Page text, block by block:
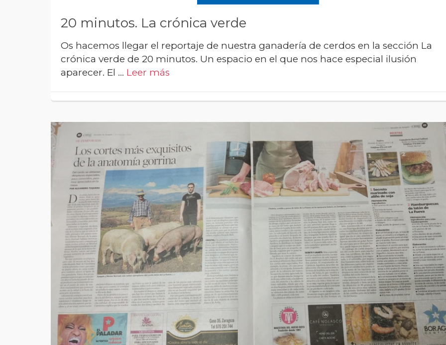
20 minutos. La crónica verde
Os hacemos llegar el reportaje de nuestra ganadería de cerdos en la sección La
crónica verde de 20 minutos. Un espacio en el que nos hace especial ilusión
aparecer. El … Leer más